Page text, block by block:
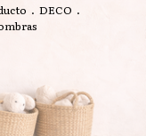
. DECO .